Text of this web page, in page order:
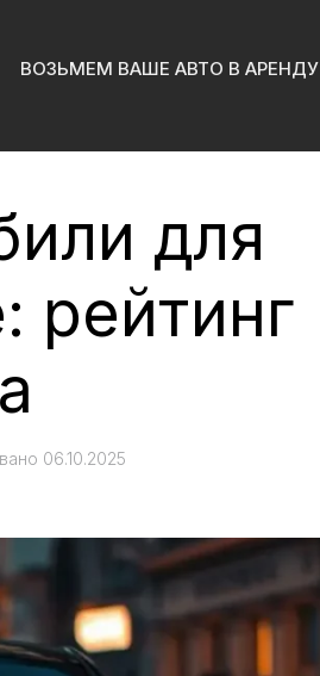
ВОЗЬМЕМ ВАШЕ АВТО В АРЕНДУ
для
рейтинг
06.10.2025